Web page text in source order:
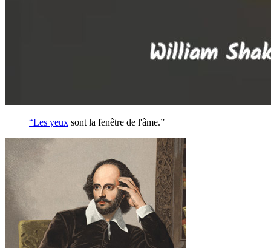
“Les yeux sont la fenêtre de l'âme.”